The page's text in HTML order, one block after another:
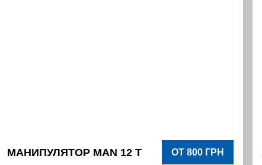
МАНИПУЛЯТОР MAN 12 Т ОТ 800 ГРН